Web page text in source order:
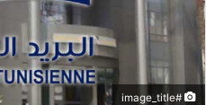
#image_title